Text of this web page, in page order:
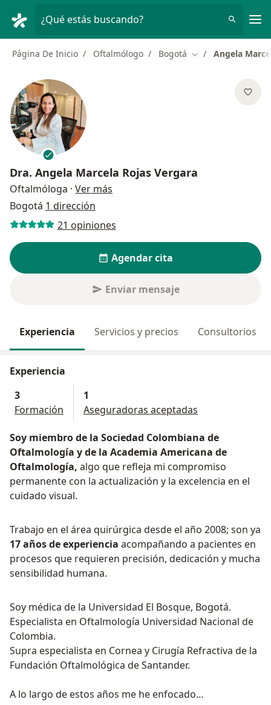
¿Qué estás buscando?
Página De Inicio Oftalmólogo Bogotá Cambiar de ciudad
Angela
Dra. Angela Marcela Rojas Vergara
Oftalmóloga · Ver más
Bogotá 1 dirección
21 opiniones
Agendar cita
Enviar mensaje
Experiencia Servicios y precios Consultorios
Experiencia
3
Formación
1
Aseguradoras aceptadas
Soy miembro de la Sociedad Colombiana de
Oftalmología y de la Academia Americana de
Oftalmología, algo que refleja mi compromiso
permanente con la actualización y la excelencia en el
cuidado visual.
Trabajo en el área quirúrgica desde el año 2008; son ya
17 años de experiencia acompañando a pacientes en
procesos que requieren precisión, dedicación y mucha
sensibilidad humana.
Soy médica de la Universidad El Bosque, Bogotá.
Especialista en Oftalmología Universidad Nacional de
Colombia.
Supra especialista en Cornea y Cirugía Refractiva de la
Fundación Oftalmológica de Santander.
A lo largo de estos años me he enfocado